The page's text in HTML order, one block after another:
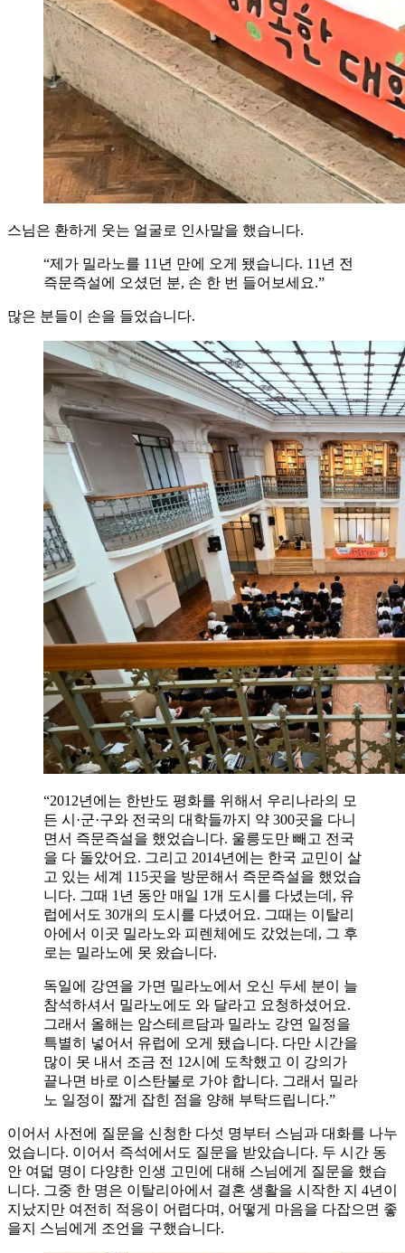
스님은 환하게 웃는 얼굴로 인사말을 했습니다.
“제가 밀라노를 11년 만에 오게 됐습니다. 11년 전
즉문즉설에 오셨던 분, 손 한 번 들어보세요.”
많은 분들이 손을 들었습니다.
“2012년에는 한반도 평화를 위해서 우리나라의 모
든 시·군·구와 전국의 대학들까지 약 300곳을 다니
면서 즉문즉설을 했었습니다. 울릉도만 빼고 전국
을 다 돌았어요. 그리고 2014년에는 한국 교민이 살
고 있는 세계 115곳을 방문해서 즉문즉설을 했었습
니다. 그때 1년 동안 매일 1개 도시를 다녔는데, 유
럽에서도 30개의 도시를 다녔어요. 그때는 이탈리
아에서 이곳 밀라노와 피렌체에도 갔었는데, 그 후
로는 밀라노에 못 왔습니다.
독일에 강연을 가면 밀라노에서 오신 두세 분이 늘
참석하셔서 밀라노에도 와 달라고 요청하셨어요.
그래서 올해는 암스테르담과 밀라노 강연 일정을
특별히 넣어서 유럽에 오게 됐습니다. 다만 시간을
많이 못 내서 조금 전 12시에 도착했고 이 강의가
끝나면 바로 이스탄불로 가야 합니다. 그래서 밀라
노 일정이 짧게 잡힌 점을 양해 부탁드립니다.”
이어서 사전에 질문을 신청한 다섯 명부터 스님과 대화를 나누
었습니다. 이어서 즉석에서도 질문을 받았습니다. 두 시간 동
안 여덟 명이 다양한 인생 고민에 대해 스님에게 질문을 했습
니다. 그중 한 명은 이탈리아에서 결혼 생활을 시작한 지 4년이
지났지만 여전히 적응이 어렵다며, 어떻게 마음을 다잡으면 좋
을지 스님에게 조언을 구했습니다.